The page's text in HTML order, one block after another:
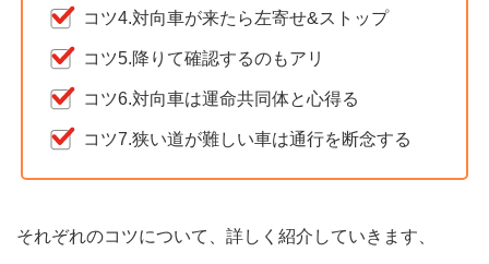
コツ4.対向車が来たら左寄せ&ストップ
コツ5.降りて確認するのもアリ
コツ6.対向車は運命共同体と心得る
コツ7.狭い道が難しい車は通行を断念する
それぞれのコツについて、詳しく紹介していきます、